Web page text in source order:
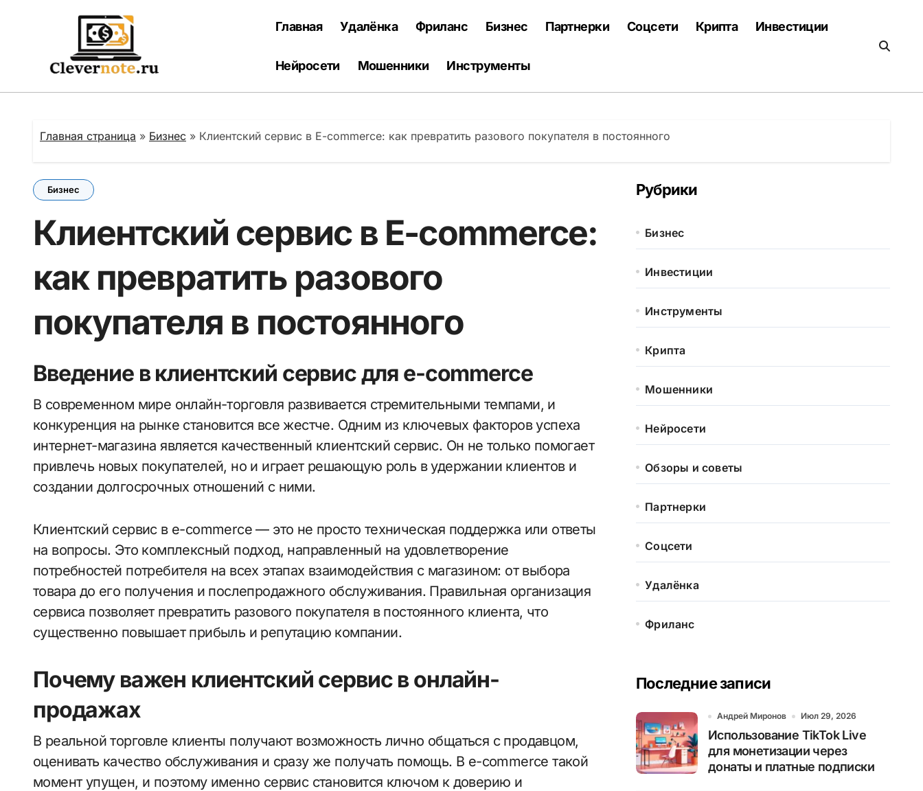
Главная Удалёнка Фриланс Бизнес Партнерки Соцсети Крипта Инвестиции
Нейросети Мошенники Инструменты
Главная страница » Бизнес » Клиентский сервис в E-commerce: как превратить разового покупателя в постоянного
Бизнес
Клиентский сервис в E-commerce:
как превратить разового
покупателя в постоянного
Введение в клиентский сервис для e-commerce
В современном мире онлайн-торговля развивается стремительными темпами, и
конкуренция на рынке становится все жестче. Одним из ключевых факторов успеха
интернет-магазина является качественный клиентский сервис. Он не только помогает
привлечь новых покупателей, но и играет решающую роль в удержании клиентов и
создании долгосрочных отношений с ними.
Клиентский сервис в e-commerce — это не просто техническая поддержка или ответы
на вопросы. Это комплексный подход, направленный на удовлетворение
потребностей потребителя на всех этапах взаимодействия с магазином: от выбора
товара до его получения и послепродажного обслуживания. Правильная организация
сервиса позволяет превратить разового покупателя в постоянного клиента, что
существенно повышает прибыль и репутацию компании.
Почему важен клиентский сервис в онлайн-
продажах
В реальной торговле клиенты получают возможность лично общаться с продавцом,
оценивать качество обслуживания и сразу же получать помощь. В e-commerce такой
момент упущен, и поэтому именно сервис становится ключом к доверию и
Рубрики
Бизнес
Инвестиции
Инструменты
Крипта
Мошенники
Нейросети
Обзоры и советы
Партнерки
Соцсети
Удалёнка
Фриланс
Последние записи
Андрей Миронов Июл 29, 2026
Использование TikTok Live
для монетизации через
донаты и платные подписки